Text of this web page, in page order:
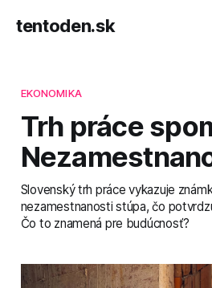
tentoden.sk
EKONOMIKA
Trh práce
Slovenský trh práce vykazuje
nezamestnanosti stúpa, čo
Čo to znamená pre budúcnosť?